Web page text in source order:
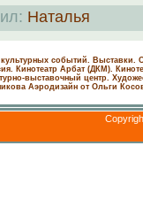
: Наталья
событий. Выставки.
Кинотеатр Арбат (ДКМ).
выставочный центр.
Аэродизайн от Ольги